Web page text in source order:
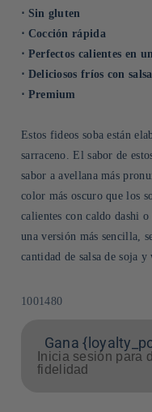
⋅ Sin gluten
⋅ Cocción rápida
⋅ Perfectos calientes en
⋅ Deliciosos fríos con
⋅ Premium
Estos fideos soba están
sarraceno. El sabor de
sabor a avellana más
color más oscuro que los
calientes con caldo dashi
una versión más sencilla,
cantidad de salsa de soja y
SKU:
1001480
Gana
Inicia sesión para
fidelidad